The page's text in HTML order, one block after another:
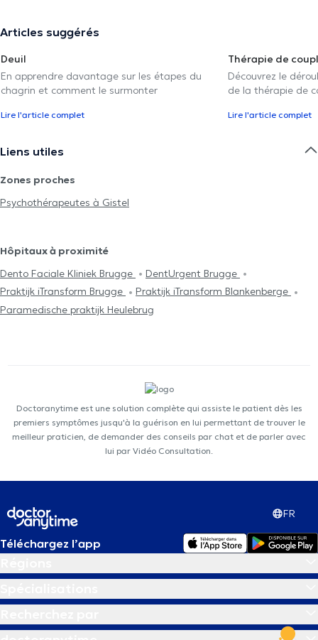
Articles suggérés
Deuil
En apprendre davantage sur les étapes du
chagrin et comment le surmonter
Lire l'article complet
Thérapie de
Découvrez le
de la thérapie de
Lire l'article complet
Liens utiles
Zones proches
Psychothérapeutes à Gistel
Hôpitaux à proximité
Dento Faciale Kliniek Brugge
DentUrgent Brugge
Praktijk iTransform Brugge
Praktijk iTransform Blankenberge
Paramedische praktijk Heulebrug
Doctoranytime est une solution complète qui assiste le patient dès les
premiers symptômes jusqu'à la guérison en lui permettant de trouver le
meilleur praticien, de demander des conseils par chat et de parler avec
lui par Vidéo Consultation.
FR
Téléchargez l’app